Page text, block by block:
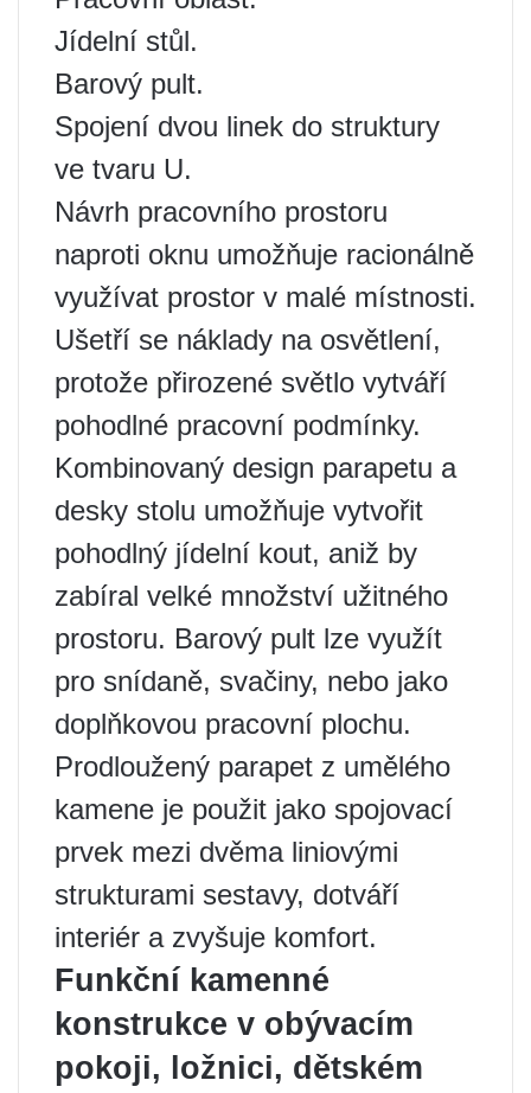
Jídelní stůl.
Barový pult.
Spojení dvou linek do struktury
ve tvaru U.
Návrh pracovního prostoru
naproti oknu umožňuje racionálně
využívat prostor v malé místnosti.
Ušetří se náklady na osvětlení,
protože přirozené světlo vytváří
pohodlné pracovní podmínky.
Kombinovaný design parapetu a
desky stolu umožňuje vytvořit
pohodlný jídelní kout, aniž by
zabíral velké množství užitného
prostoru. Barový pult lze využít
pro snídaně, svačiny, nebo jako
doplňkovou pracovní plochu.
Prodloužený parapet z umělého
kamene je použit jako spojovací
prvek mezi dvěma liniovými
strukturami sestavy, dotváří
interiér a zvyšuje komfort.
Funkční kamenné
konstrukce v obývacím
pokoji, ložnici, dětském